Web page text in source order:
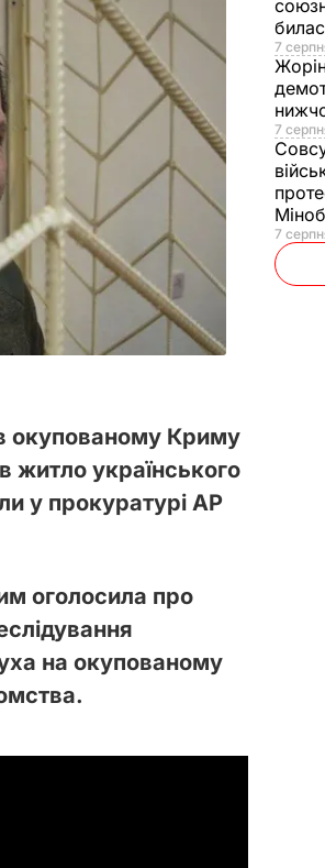
окупованому Криму
житло українського
у прокуратурі АР
оголосила про
на окупованому
7
7
7